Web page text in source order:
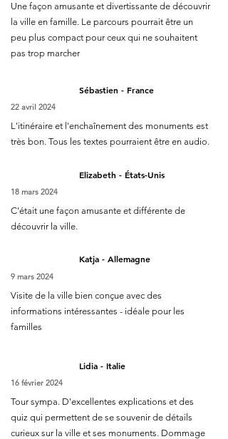
Une façon amusante et divertissante de découvrir
la ville en famille. Le parcours pourrait être un
peu plus compact pour ceux qui ne souhaitent
pas trop marcher
Sébastien - France
22 avril 2024
L'itinéraire et l'enchaînement des monuments est
très bon. Tous les textes pourraient être en audio.
Elizabeth - États-Unis
18 mars 2024
C'était une façon amusante et différente de
découvrir la ville.
Katja - Allemagne
9 mars 2024
Visite de la ville bien conçue avec des
informations intéressantes - idéale pour les
familles
Lidia - Italie
16 février 2024
Tour sympa. D'excellentes explications et des
quiz qui permettent de se souvenir de détails
curieux sur la ville et ses monuments. Dommage